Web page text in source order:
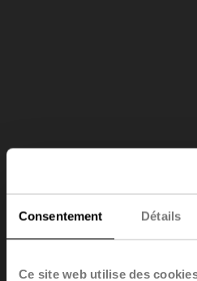
Consentement Détails
Ce site web utilise des
refroidissement
Découvrez notre dernière